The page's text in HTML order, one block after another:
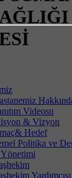
Videosu
& Vizyon
Hedef
Politika ve
Yönetimi
Yardımcısı